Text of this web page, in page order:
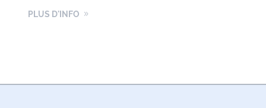
PLUS D'INFO